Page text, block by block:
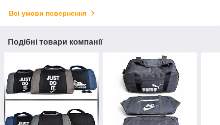
Всі умови повернення
Подібні товари компанії